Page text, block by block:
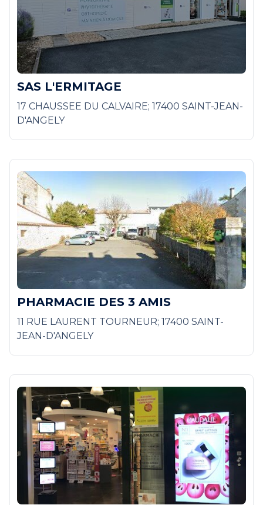
SAS L'ERMITAGE
17 CHAUSSEE DU CALVAIRE; 17400 SAINT-JEAN-
D'ANGELY
PHARMACIE DES 3 AMIS
11 RUE LAURENT TOURNEUR; 17400 SAINT-
JEAN-D'ANGELY